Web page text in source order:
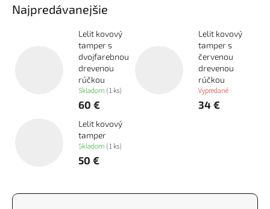
Najpredávanejšie
Lelit kovový
tamper s
dvojfarebnou
drevenou
rúčkou
Skladom (1 ks)
60 €
Lelit kovový
tamper s
červenou
drevenou
rúčkou
Vypredané
34 €
Lelit kovový
tamper
Skladom (1 ks)
50 €
R